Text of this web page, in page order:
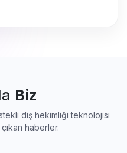
Biz
diş hekimliği teknolojisi
haberler.